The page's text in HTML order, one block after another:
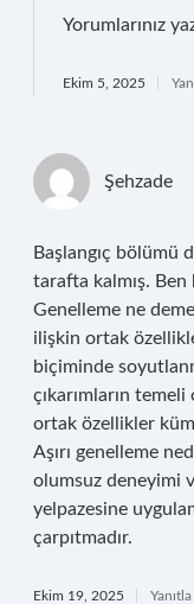
Yorumlarınız
Ekim 5, 2025
Şehzade
Başlangıç bölümü
tarafta kalmış.
Genelleme ne
ilişkin ortak
biçiminde
çıkarımların
ortak özellikler
Aşırı genelleme
olumsuz deneyimi
yelpazesine
çarpıtmadır.
Ekim 19, 2025 Yanıtla